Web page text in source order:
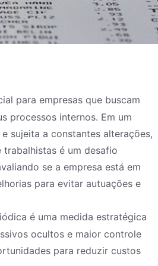
para empresas que buscam
processos internos. Em um
sujeita a constantes alterações,
é um desafio
se a empresa está em
para evitar autuações e
é uma medida estratégica
ocultos e maior controle
para reduzir custos